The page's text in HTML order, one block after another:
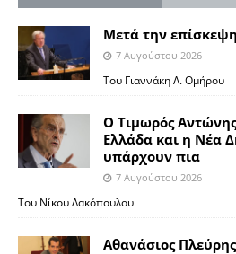
Μετά την
7 Αυγούστου 2026
Του Γιαννάκη Λ. Ομήρου
Ο Τιμωρός
Ελλάδα και η Νέα
υπάρχουν πια
7 Αυγούστου 2026
Του Νίκου Λακόπουλου
Αθανάσιος